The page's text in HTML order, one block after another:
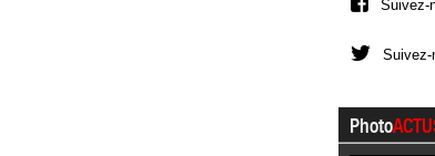
Suivez-
Suivez-
Photo